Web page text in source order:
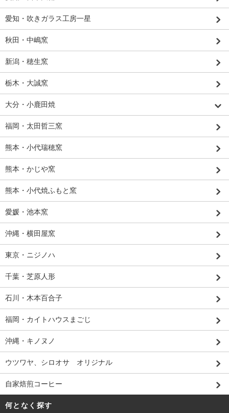
愛知・吹きガラス工房一星
秋田・中嶋窯
新潟・穂生窯
栃木・大誠窯
大分・小鹿田焼
福岡・太田哲三窯
熊本・小代瑞穂窯
熊本・かじや窯
熊本・小代焼ふもと窯
愛媛・池本窯
沖縄・横田屋窯
東京・ニジノハ
千葉・芝原人形
石川・木本百合子
福岡・カイトハウスまごじ
沖縄・キノヌノ
ウツワヤ、シロオサ オリジナル
自家焙煎コーヒー
何となく探す